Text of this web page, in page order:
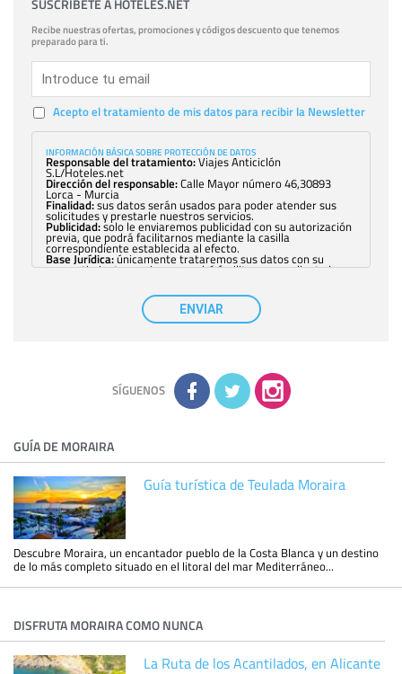
SUSCRÍBETE A HOTELES.NET
Recibe nuestras ofertas, promociones y códigos descuento que tenemos
preparado para ti.
Acepto el tratamiento de mis datos para recibir la Newsletter
INFORMACIÓN BÁSICA SOBRE PROTECCIÓN DE DATOS
Responsable del tratamiento:Viajes Anticiclón
S.L/Hoteles.net
Dirección del responsable:Calle Mayor número 46,30893
Lorca - Murcia
Finalidad:sus datos serán usados para poder atender sus
solicitudes y prestarle nuestros servicios.
Publicidad:solo le enviaremos publicidad con su autorización
previa, que podrá facilitarnos mediante la casilla
correspondiente establecida al efecto.
Base Jurídica:únicamente trataremos sus datos con su
consentimiento previo, que podrá facilitarnos mediante la
con carácter general, sólo el personal de
nuestra entidad que esté debidamente autorizado podrá
tener conocimiento de la información que le pedimos. No se
comunicarán datos a terceros.
adicional y detallada sobre cómo tratamos sus datos en la
política de privacidad
ENVIAR
SÍGUENOS
GUÍA DE MORAIRA
Guía turística de Teulada Moraira
Descubre Moraira, un encantador pueblo de la Costa Blanca y un destino
de lo más completo situado en el litoral del mar Mediterráneo...
DISFRUTA MORAIRA COMO NUNCA
La Ruta de los Acantilados, en Alicante